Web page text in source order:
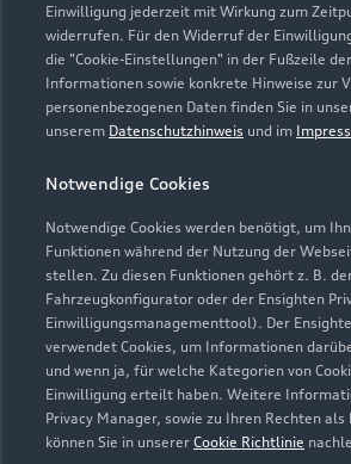
Einwilligung jederzeit mit Wirkung zum
widerrufen. Für den Widerruf der
die "Cookie-Einstellungen" in der Fußzeile
Informationen sowie konkrete Hinweise zur
personenbezogenen Daten finden Sie in
unserem Datenschutzhinweis und im
Notwendige Cookies
Notwendige Cookies werden benötigt, um
Funktionen während der Nutzung der
stellen. Zu diesen Funktionen gehört z. B.
Fahrzeugkonfigurator oder der Ensighten
Einwilligungsmanagementtool). Der
verwendet Cookies, um Informationen
und wenn ja, für welche Kategorien von
Einwilligung erteilt haben. Weitere
Privacy Manager, sowie zu Ihren Rechten
können Sie in unserer Cookie Richtlinie
Teile- & Zubehörverkauf
Geschlossen,öffnet am
Bitte beachten Sie, dass außerhalb
Probefahrt erfolgen kann.
Modelle